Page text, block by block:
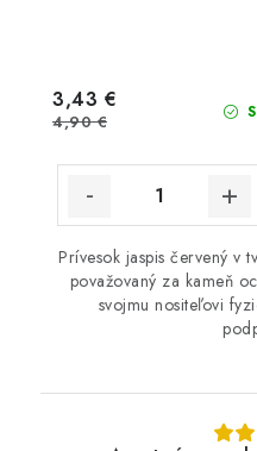
3,43 €
4,90 €
Prívesok jaspis červený v
považovaný za kameň
svojmu nositeľovi